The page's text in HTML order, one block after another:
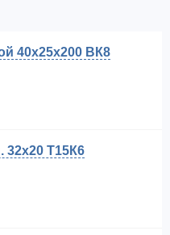
40х25х200 ВК8
32х20 Т15К6